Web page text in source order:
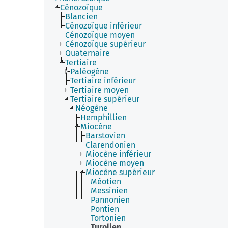
Cénozoïque
Blancien
Cénozoïque inférieur
Cénozoïque moyen
Cénozoïque supérieur
Quaternaire
Tertiaire
Paléogène
Tertiaire inférieur
Tertiaire moyen
Tertiaire supérieur
Néogène
Hemphillien
Miocène
Barstovien
Clarendonien
Miocène inférieur
Miocène moyen
Miocène supérieur
Méotien
Messinien
Pannonien
Pontien
Tortonien